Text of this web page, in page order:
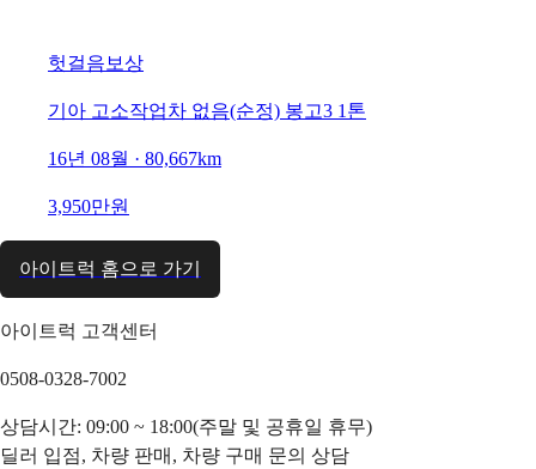
헛걸음보상
기아 고소작업차 없음(순정) 봉고3 1톤
16년 08월 · 80,667km
3,950만원
아이트럭 홈으로 가기
아이트럭 고객센터
0508-0328-7002
상담시간: 09:00 ~ 18:00(주말 및 공휴일 휴무)
딜러 입점, 차량 판매, 차량 구매 문의 상담